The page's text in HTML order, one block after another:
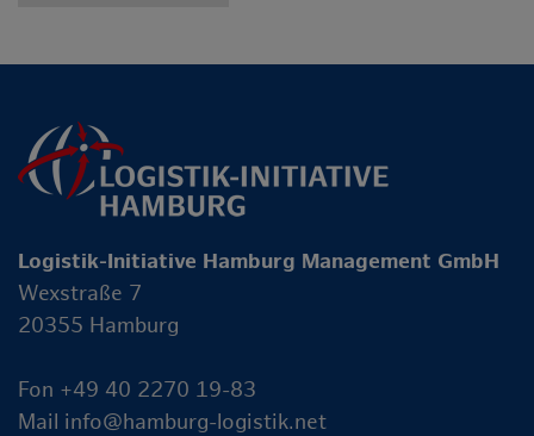
Logistik-Initiative Hamburg Management GmbH
Wexstraße 7
20355 Hamburg
Fon +49 40 2270 19-83
Mail info@hamburg-logistik.net